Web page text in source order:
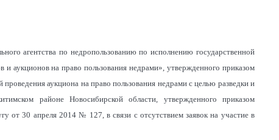
агентства по недропользованию по исполнению государственной
аукционов на право пользования недрами», утвержденного приказом
аукциона на право пользования недрами с целью разведки и
районе Новосибирской области, утвержденного приказом
от 30 апреля 2014 № 127, в связи с отсутствием заявок на участие в